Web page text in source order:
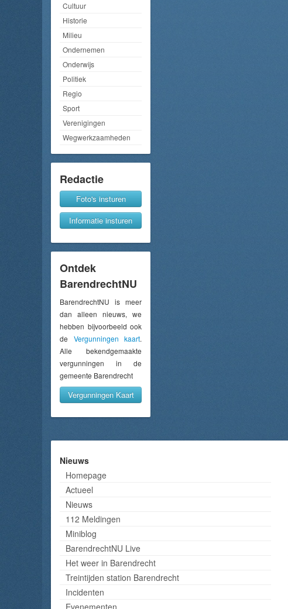
Cultuur
Historie
Milieu
Ondernemen
Onderwijs
Politiek
Regio
Sport
Verenigingen
Wegwerkzaamheden
Redactie
Foto's insturen
Informatie insturen
Ontdek
BarendrechtNU
BarendrechtNU is meer
dan alleen nieuws, we
hebben bijvoorbeeld ook
de Vergunningen kaart.
Alle bekendgemaakte
vergunningen in de
gemeente Barendrecht
Vergunningen Kaart
Nieuws
Homepage
Actueel
Nieuws
112 Meldingen
Miniblog
BarendrechtNU Live
Het weer in Barendrecht
Treintijden station Barendrecht
Incidenten